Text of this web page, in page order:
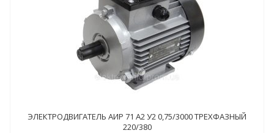
ЭЛЕКТРОДВИГАТЕЛЬ АИР 71 А2 У2 0,75/3000 ТРЕХФАЗНЫЙ
220/380